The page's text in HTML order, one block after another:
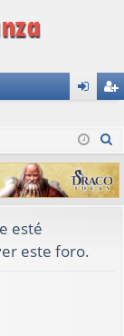
nti
fic
ar
ist
ra
rs
s
c
esté
este foro.